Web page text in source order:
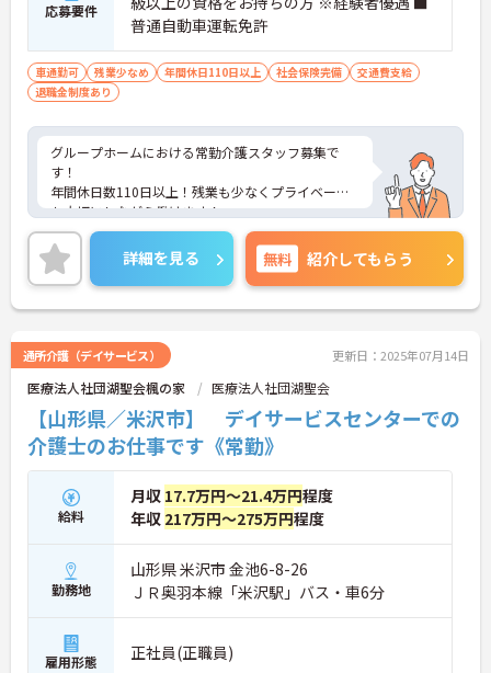
応募要件
普通自動車運転免許
車通勤可 残業少なめ 年間休日110日以上 社会保険完備
交通費支給
退職金制度あり
グループホームにおける常勤介護スタッフ募集で
す！
年間休日数110日以上！残業も少なくプライベート
も大切にしながら働けます！
ご興味ある方には、面接のポイントなど、さらに詳
細をお話致しますのでお気軽にご相談ください。
詳細を見る 無料 紹介してもらう
通所介護（デイサービス） 更新日：2025年07月14日
医療法人社団湖聖会楓の家 医療法人社団湖聖会
【山形県／米沢市】 デイサービスセンターでの
介護士のお仕事です《常勤》
給料
月収 17.7万円～21.4万円程度
年収 217万円～275万円程度
勤務地
山形県 米沢市 金池6-8-26
ＪＲ奥羽本線「米沢駅」バス・車6分
雇用形態 正社員(正職員)